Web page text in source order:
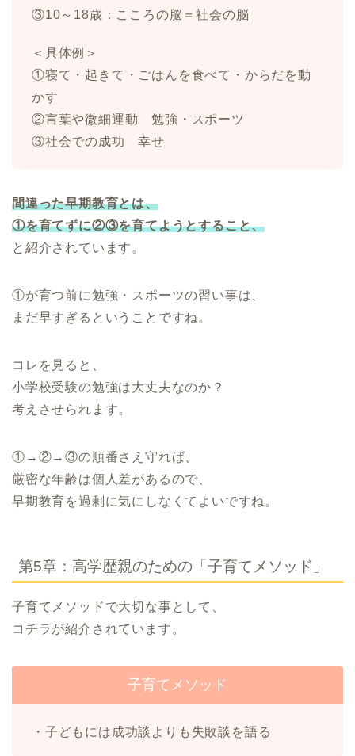
③10～18歳：こころの脳＝社会の脳
＜具体例＞
①寝て・起きて・ごはんを食べて・からだを動
かす
②言葉や微細運動 勉強・スポーツ
③社会での成功 幸せ
間違った早期教育とは、
①を育てずに②③を育てようとすること、
と紹介されています。
①が育つ前に勉強・スポーツの習い事は、
まだ早すぎるということですね。
コレを見ると、
小学校受験の勉強は大丈夫なのか？
考えさせられます。
①→②→③の順番さえ守れば、
厳密な年齢は個人差があるので、
早期教育を過剰に気にしなくてよいですね。
第5章：高学歴親のための「子育てメソッド」
子育てメソッドで大切な事として、
コチラが紹介されています。
子育てメソッド
・子どもには成功談よりも失敗談を語る